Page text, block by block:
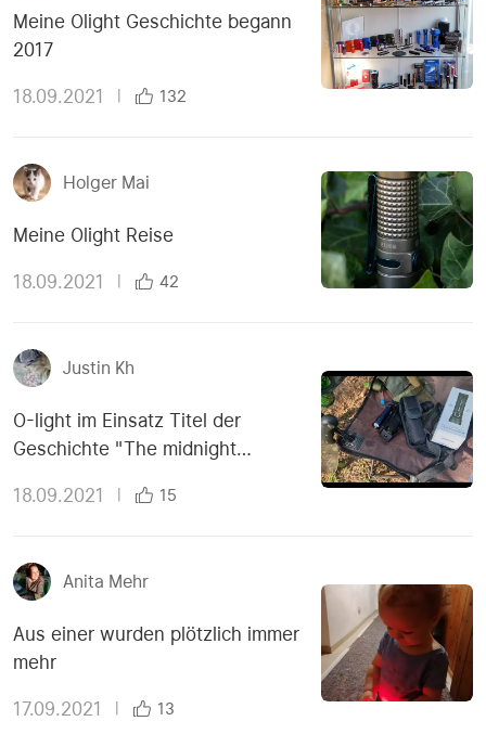
Meine Olight Geschichte begann
2017
18.09.2021 132
Holger Mai
Meine Olight Reise
18.09.2021 42
Justin Kh
O-light im Einsatz Titel der
Geschichte "The midnight
18.09.2021 15
Anita Mehr
Aus einer wurden plötzlich immer
mehr
17.09.2021 13